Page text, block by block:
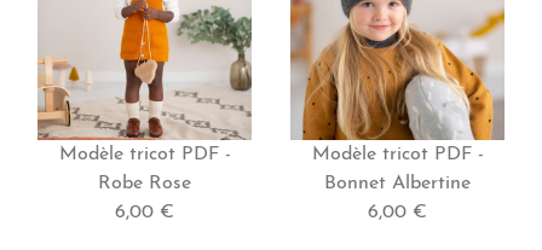
Modèle tricot PDF -
Robe Rose
6,00 €
Modèle tricot PDF -
Bonnet Albertine
6,00 €